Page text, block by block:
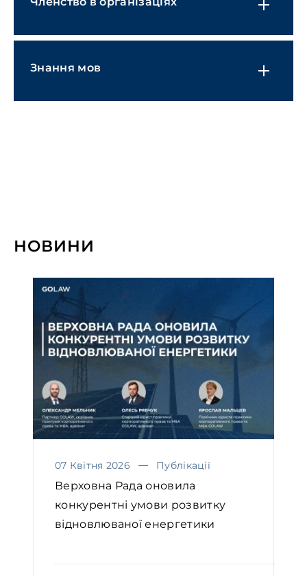
Транспорт і логістика
Медіа, розваги, спорт та гемблінг
Знання мов
НОВИНИ
07 Квітня 2026 Публікації
Верховна Рада оновила
конкурентні умови розвитку
відновлюваної енергетики￼